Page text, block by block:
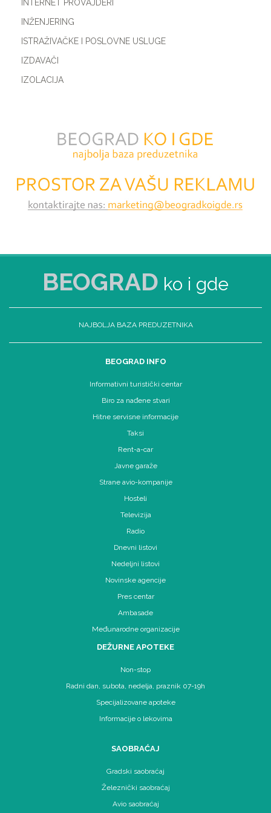
INTERNET PROVAJDERI
INŽENJERING
ISTRAŽIVAČKE I POSLOVNE USLUGE
IZDAVAČI
IZOLACIJA
BEOGRAD ko i gde
NAJBOLJA BAZA PREDUZETNIKA
BEOGRAD INFO
Informativni turistički centar
Biro za nađene stvari
Hitne servisne informacije
Taksi
Rent-a-car
Javne garaže
Strane avio-kompanije
Hosteli
Televizija
Radio
Dnevni listovi
Nedeljni listovi
Novinske agencije
Pres centar
Ambasade
Međunarodne organizacije
DEŽURNE APOTEKE
Non-stop
Radni dan, subota, nedelja, praznik 07-19h
Specijalizovane apoteke
Informacije o lekovima
SAOBRAĆAJ
Gradski saobraćaj
Železnički saobraćaj
Avio saobraćaj